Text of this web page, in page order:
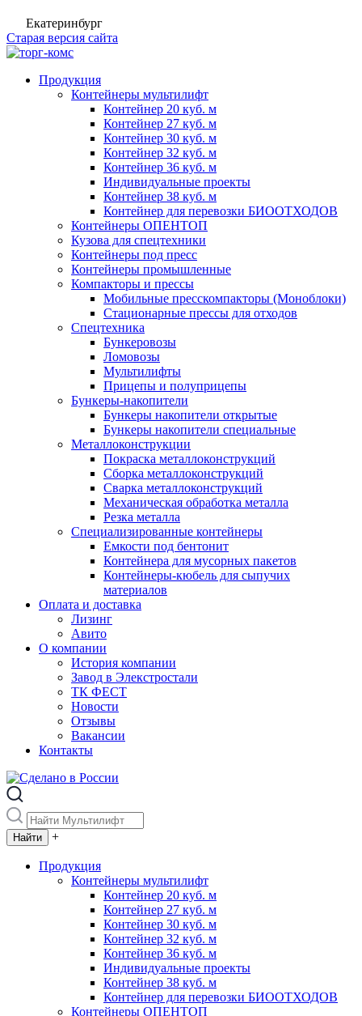
Екатеринбург
Старая версия сайта
Продукция
Контейнеры мультилифт
Контейнер 20 куб. м
Контейнер 27 куб. м
Контейнер 30 куб. м
Контейнер 32 куб. м
Контейнер 36 куб. м
Индивидуальные проекты
Контейнер 38 куб. м
Контейнер для перевозки БИООТХОДОВ
Контейнеры ОПЕНТОП
Кузова для спецтехники
Контейнеры под пресс
Контейнеры промышленные
Компакторы и прессы
Мобильные пресскомпакторы (Моноблоки)
Стационарные прессы для отходов
Спецтехника
Бункеровозы
Ломовозы
Мультилифты
Прицепы и полуприцепы
Бункеры-накопители
Бункеры накопители открытые
Бункеры накопители специальные
Металлоконструкции
Покраска металлоконструкций
Сборка металлоконструкций
Сварка металлоконструкций
Механическая обработка металла
Резка металла
Специализированные контейнеры
Емкости под бентонит
Контейнера для мусорных пакетов
Контейнеры-кюбель для сыпучих
материалов
Оплата и доставка
Лизинг
Авито
О компании
История компании
Завод в Элекстростали
ТК ФЕСТ
Новости
Отзывы
Вакансии
Контакты
+
Продукция
Контейнеры мультилифт
Контейнер 20 куб. м
Контейнер 27 куб. м
Контейнер 30 куб. м
Контейнер 32 куб. м
Контейнер 36 куб. м
Индивидуальные проекты
Контейнер 38 куб. м
Контейнер для перевозки БИООТХОДОВ
Контейнеры ОПЕНТОП